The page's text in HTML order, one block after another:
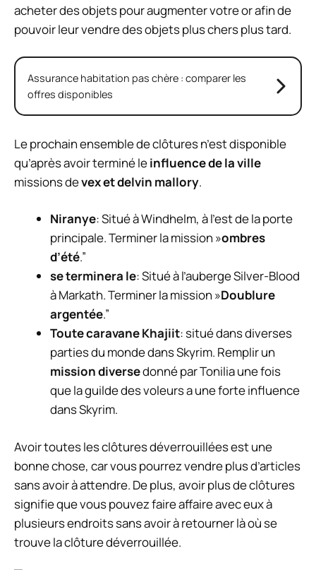
acheter des objets pour augmenter votre or afin de
pouvoir leur vendre des objets plus chers plus tard.
Assurance habitation pas chère : comparer les
offres disponibles
Le prochain ensemble de clôtures n’est disponible
qu’après avoir terminé leinfluence de la ville
missions devex et delvin mallory.
Niranye: Situé à Windhelm, à l’est de la porte
principale. Terminer la mission »ombres
d’été.”
se terminera le: Situé à l’auberge Silver-Blood
à Markath. Terminer la mission »Doublure
argentée.”
Toute caravane Khajiit: situé dans diverses
parties du monde dans Skyrim. Remplir un
mission diversedonné par Tonilia une fois
que la guilde des voleurs a une forte influence
dans Skyrim.
Avoir toutes les clôtures déverrouillées est une
bonne chose, car vous pourrez vendre plus d’articles
sans avoir à attendre. De plus, avoir plus de clôtures
signifie que vous pouvez faire affaire avec eux à
plusieurs endroits sans avoir à retourner là où se
trouve la clôture déverrouillée.